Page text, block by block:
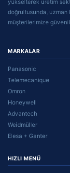
yükselterek üretim
doğrultusunda, uzman
müşterilerimize
MARKALAR
Panasonic
Telemecanique
Omron
Honeywell
Advantech
Weidmüller
Elesa + Ganter
HIZLI MENÜ